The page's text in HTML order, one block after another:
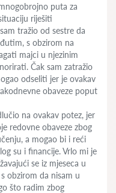
puta za
riješiti
tražio od sestre da
s obzirom na
majci u njezinim
Čak sam zatražio
odseliti jer je ovakav
obaveze poput
na ovakav potez, jer
redovne obaveze zbog
a mogao bi i reći
su i financije. Vrlo mi je
se iz mjeseca u
obzirom da nisam u
što radim zbog